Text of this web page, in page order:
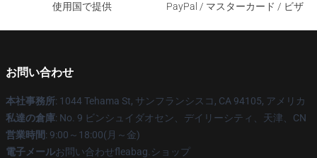
使用国で提供
PayPal / マスターカード / ビザ
お問い合わせ
本社事務所: 1044 Tehama St, サンフランシスコ, CA 94105, アメリカ
私達の倉庫: No. 9 ビンシュイダオセン、デイリーシティ、天津、CN
営業時間: 9:00～18:00(月～金)
電子メールお問い合わせfleabag.ショップ